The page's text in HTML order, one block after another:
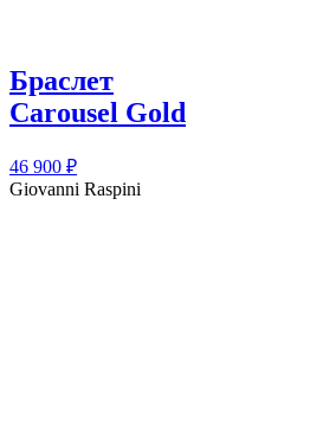
Браслет
Carousel Gold
46 900 ₽
Giovanni Raspini